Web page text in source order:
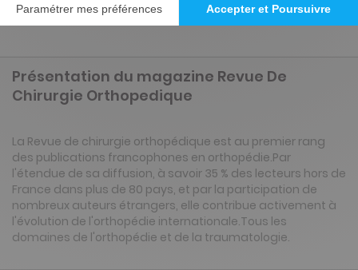
Renouvellement à date d’anniversaire
Présentation du magazine Revue De
Chirurgie Orthopedique
La Revue de chirurgie orthopédique est au premier rang
des publications francophones en orthopédie.Par
l'étendue de sa diffusion, à savoir 35 % des lecteurs hors de
France dans plus de 80 pays, et par la participation de
nombreux auteurs étrangers, elle contribue activement à
l'évolution de l'orthopédie internationale.Tous les
domaines de l'orthopédie et de la traumatologie.